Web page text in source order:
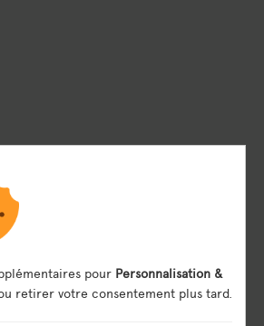
pour Personnalisation &
retirer votre consentement plus tard.